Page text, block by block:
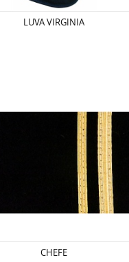
LUVA VIRGINIA
CHEFE